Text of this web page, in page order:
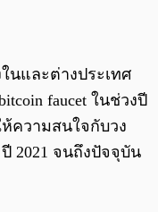
นและต่างประเทศ
faucet ในช่วงปี
ความสนใจกับวง
2021 จนถึงปัจจุบัน